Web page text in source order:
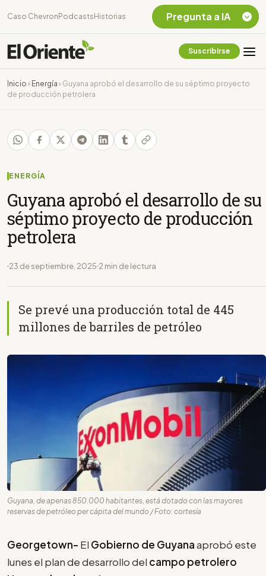
Caso Chevron Podcasts Historias
Suscribirse
Inicio › Energía › Guyana aprobó el desarrollo de su séptimo proyecto
de producción petrolera
ENERGÍA
Guyana aprobó el desarrollo de su
séptimo proyecto de producción
petrolera
23 de septiembre, 2025 2 min de lectura
Se prevé una producción total de 445
millones de barriles de petróleo
Guyana, de apenas 850.000 habitantes, está dotado con las mayores
reservas de petróleo per cápita del mundo / Foto: cortesía
Georgetown- El Gobierno de Guyanaaprobó este
lunes el plan de desarrollo del campo petrolero
Pregunta a IA
Chevron Ecuador